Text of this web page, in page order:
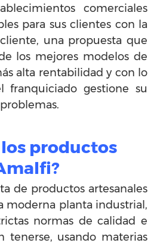
comerciales
para sus clientes con la
una propuesta que
los mejores modelos de
alta rentabilidad y con lo
franquiciado gestione su
los productos
de productos artesanales
moderna planta industrial,
normas de calidad e
tenerse, usando materias